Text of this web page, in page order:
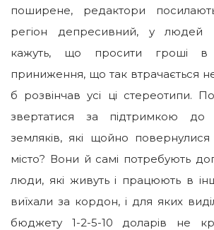
поширене, редактори
регіон депресивний, у людей
кажуть, що просити гроші
приниження, що так втрачається
б розвінчав усі ці стереотипи.
звертатися за підтримкою до
земляків, які щойно
місто? Вони й самі потребують
люди, які живуть і працюють в
виїхали за кордон, і для яких
бюджету 1-2-5-10 доларів не